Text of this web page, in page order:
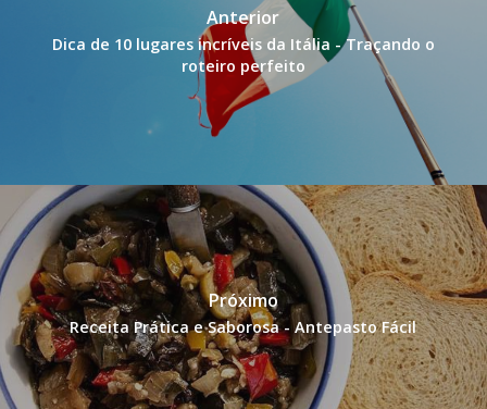
Anterior
Dica de 10 lugares incríveis da Itália - Traçando o
roteiro perfeito
Próximo
Receita Prática e Saborosa - Antepasto Fácil